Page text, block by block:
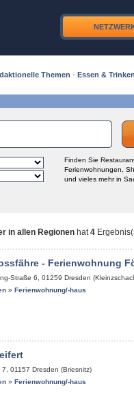
Themen · Essen &
Finden Sie
Ferienwohnungen,
und vieles mehr in
in allen Regionen hat4
- Ferienwohnung
Straße 6 01259 Dresden
» Ferienwohnung/-haus
7 01157 Dresden (Briesnitz)
» Ferienwohnung/-haus